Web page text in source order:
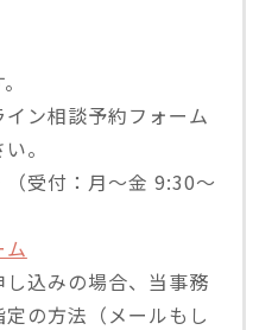
ン相談予約フォーム
。
受付：月〜金 9:30～
ム
込みの場合、当事務
の方法（メールもし